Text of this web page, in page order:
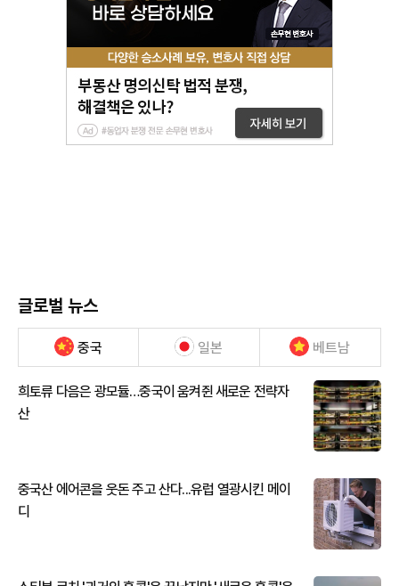
글로벌 뉴스
중국 일본 베트남
희토류 다음은 광모듈…중국이 움켜쥔 새로운 전략자
산
중국산 에어콘을 웃돈 주고 산다...유럽 열광시킨 메이
디